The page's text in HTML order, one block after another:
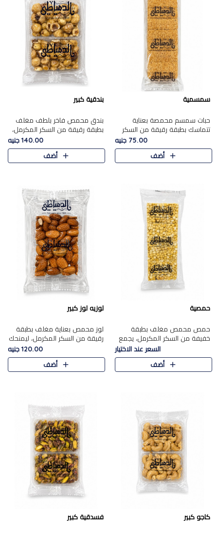
سمسمية
حبات سمسم محمصة بعناية
تتماسك بطبقة رقيقة من السكر
المكرمل، لتقدم طعم السمسم
المميز وقرمشتة التي ارتبطت ببهجة
المولد عبر الأجيال.
75.00 جنيه
أضف
بندقية كبير
بندق محمص فاخر بلطف مغلف
بطبقة رقيقة من السكر المكرمل،
يجمع بين النكهة الغنية ناتي
والقرمشة الراقية المرضية في
حلوى شرقية أنيقه بطابع مميز.
140.00 جنيه
أضف
حمصية
حمص محمص مغلف بطبقة
خفيفة من السكر المكرمل، يجمع
بين القرمشة المميزة والطعم
الشرقي الأصيل في واحدة من أشهر
حلويات الموسم.
السعر عند الاختيار
أضف
لوزيه لوز كبير
لوز محمص بعناية مغلف بطبقة
رقيقة من السكر المكرمل، ليمنحك
قرمشة راقية ونكهة غنية تبرز
فخامة اللوز في كل قطعة.
120.00 جنيه
أضف
كاجو كبير فسدقية كبير